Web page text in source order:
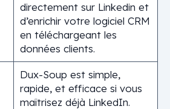
directement sur Linkedin et
d’enrichir votre logiciel CRM
en téléchargeant les
données clients.
Dux-Soup est simple,
rapide, et efficace si vous
maîtrisez déjà LinkedIn.